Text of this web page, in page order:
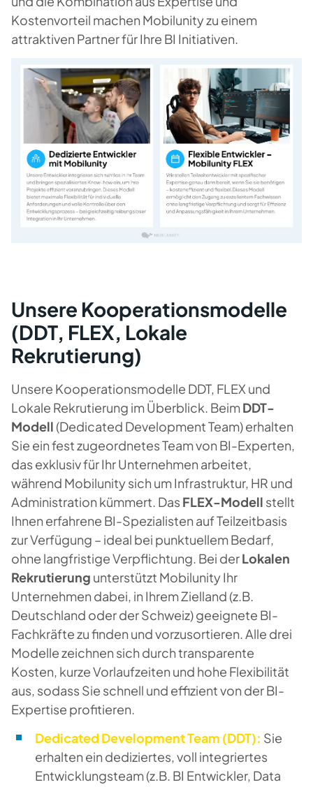
Kostenvorteil machen Mobilunity zu einem
attraktiven Partner für Ihre BI Initiativen.
Unsere Kooperationsmodelle
(DDT, FLEX, Lokale
Rekrutierung)
Unsere Kooperationsmodelle DDT, FLEX und
Lokale Rekrutierung im Überblick. BeimDDT-
Modell (Dedicated Development Team) erhalten
Sie ein fest zugeordnetes Team von BI-Experten,
das exklusiv für Ihr Unternehmen arbeitet,
während Mobilunity sich um Infrastruktur, HR und
Administration kümmert. Das FLEX-Modell stellt
Ihnen erfahrene BI-Spezialisten auf Teilzeitbasis
zur Verfügung – ideal bei punktuellem Bedarf,
ohne langfristige Verpflichtung. Bei derLokalen
Rekrutierung unterstützt Mobilunity Ihr
Unternehmen dabei, in Ihrem Zielland (z.B.
Deutschland oder der Schweiz) geeignete BI-
Fachkräfte zu finden und vorzusortieren. Alle drei
Modelle zeichnen sich durch transparente
Kosten, kurze Vorlaufzeiten und hohe Flexibilität
aus, sodass Sie schnell und effizient von der BI-
Expertise profitieren.
Dedicated Development Team (DDT): Sie
erhalten ein dediziertes, voll integriertes
Entwicklungsteam (z.B. BI Entwickler, Data